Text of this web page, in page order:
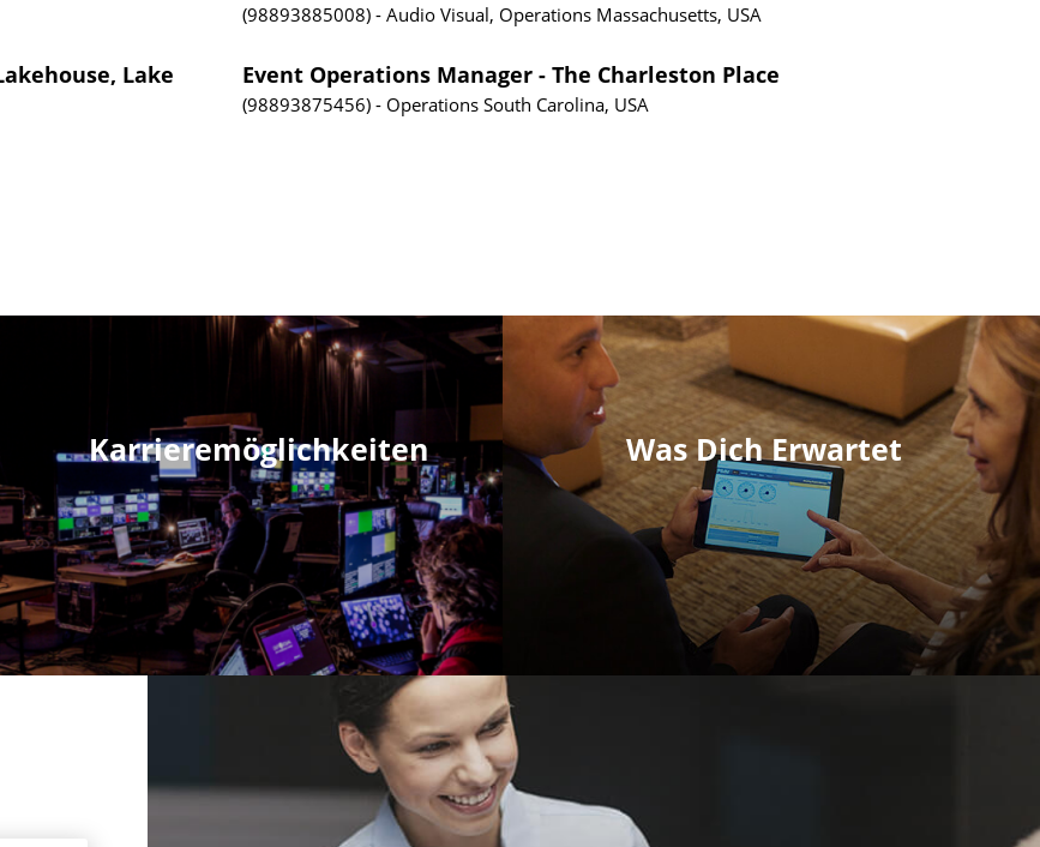
98893885008 Audio Visual, Operations Massachusetts, USA
Lake
Event Operations Manager - The Charleston Place
98893875456 Operations South Carolina, USA
Karrieremöglichkeiten Was Dich Erwartet